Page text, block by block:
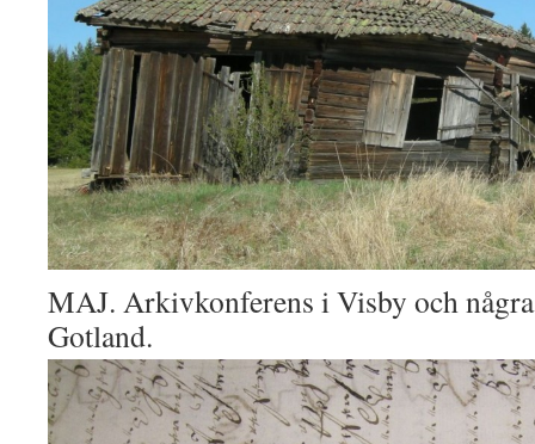
MAJ. Arkivkonferens i Visby och
Gotland.